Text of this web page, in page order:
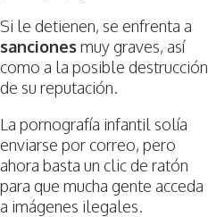
Si le detienen, se enfrenta a
sancionesmuy graves, así
como a la posible destrucción
de su reputación.
La pornografía infantil solía
enviarse por correo, pero
ahora basta un clic de ratón
para que mucha gente acceda
a imágenes ilegales.